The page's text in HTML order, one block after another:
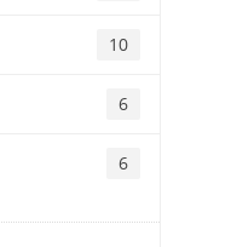
10
6
6